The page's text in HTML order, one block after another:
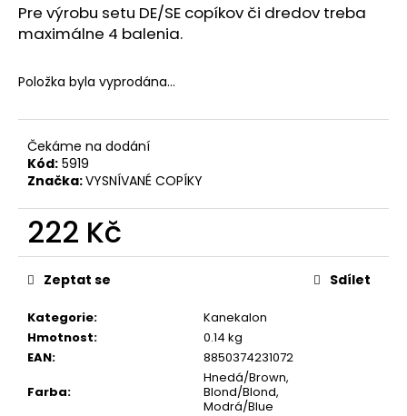
Pre výrobu setu DE/SE copíkov či dredov treba
maximálne 4 balenia.
Položka byla vyprodána…
Čekáme na dodání
Kód: 5919
Značka:VYSNÍVANÉ COPÍKY
222 Kč
Měrná
cena:
Kategorie:
Kanekalon
Hmotnost:
0.14 kg
EAN:
8850374231072
Farba:
Hnedá/Brown,
Blond/Blond,
Modrá/Blue
Zeptat se Sdílet
u
č
j
m
e